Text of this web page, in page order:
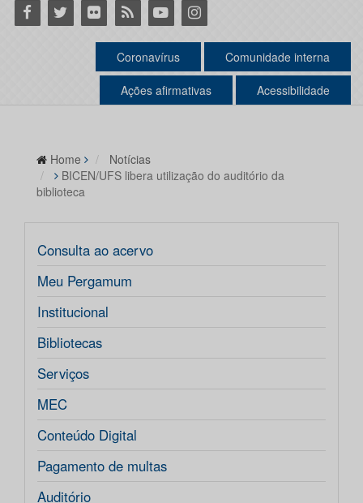
Facebook
Twitter Flickr RSS YoutubeInstagram
Coronavírus Comunidade interna
Ações afirmativas Acessibilidade
Home
Notícias
BICEN/UFS libera utilização do auditório da
biblioteca
Consulta ao acervo
Meu Pergamum
Institucional
Bibliotecas
Serviços
MEC
Conteúdo Digital
Pagamento de multas
Auditório